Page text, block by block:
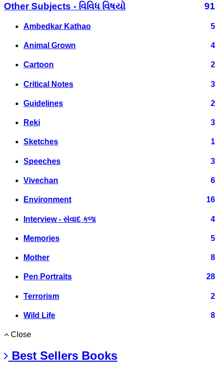
Other Subjects - વિવિધ વિષયો
91
Ambedkar Kathao 5
Animal Grown 4
Cartoon 2
Critical Notes 3
Guidelines 2
Reki 3
Sketches 1
Speeches 3
Vivechan 6
Environment 16
Interview - સંવાદ કળા 4
Memories 5
Mother 8
Pen Portraits 28
Terrorism 2
Wild Life 8
Close
Best Sellers Books